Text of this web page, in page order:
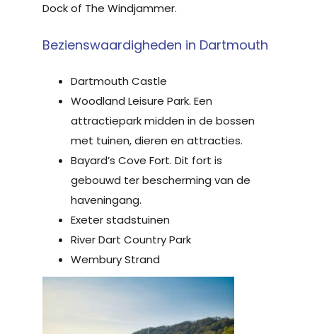
Dock of The Windjammer.
Bezienswaardigheden in Dartmouth
Dartmouth Castle
Woodland Leisure Park. Een
attractiepark midden in de bossen
met tuinen, dieren en attracties.
Bayard’s Cove Fort. Dit fort is
gebouwd ter bescherming van de
haveningang.
Exeter stadstuinen
River Dart Country Park
Wembury Strand